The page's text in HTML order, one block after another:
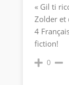
« Gil ti
Zolder et
4
fiction!
0